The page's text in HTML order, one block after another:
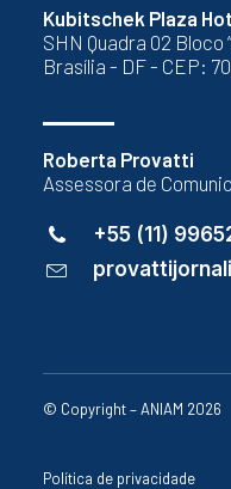
Kubitschek Plaza
SHN Quadra 02 Bloco
Brasília - DF - CEP:
Roberta Provatti
Assessora de
+55 (11)
© Copyright – ANIAM 2026
Política de privacidade